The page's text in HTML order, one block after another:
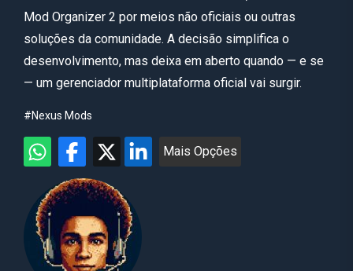
Mod Organizer 2 por meios não oficiais ou outras
soluções da comunidade. A decisão simplifica o
desenvolvimento, mas deixa em aberto quando — e se
— um gerenciador multiplataforma oficial vai surgir.
#Nexus Mods
Mais Opções